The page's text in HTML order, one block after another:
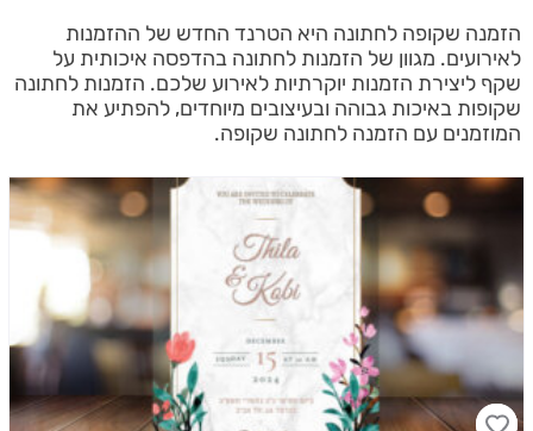
הזמנה שקופה לחתונה היא הטרנד החדש של ההזמנות
לאירועים. מגוון של הזמנות לחתונה בהדפסה איכותית על
שקף ליצירת הזמנות יוקרתיות לאירוע שלכם. הזמנות לחתונה
שקופות באיכות גבוהה ובעיצובים מיוחדים, להפתיע את
המוזמנים עם הזמנה לחתונה שקופה.